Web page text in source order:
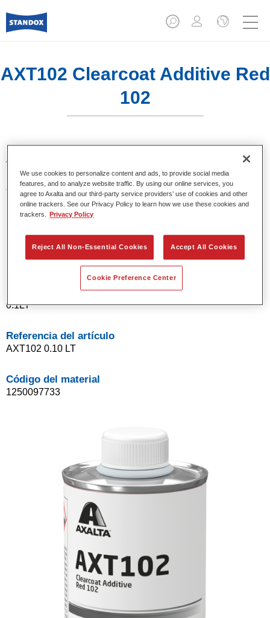
AXT102 Clearcoat Additive Red
102
Aditivo para tintar barnices.
Características del producto
Proporciona colores luminosos y brillantes cuando es
utilizado en barnices.
Fácil manejo y vertido.
Product Variant
0.1LT
Referencia del artículo
AXT102 0.10 LT
Código del material
1250097733
We use cookies to personalize content and ads, to provide social media
features, and to analyze website traffic. By using our online services, you
agree to Axalta and our third-party service providers’ use of cookies and other
online trackers. See our Privacy Policy to learn how we use these cookies and
trackers.
Privacy Policy
Reject All Non-Essential Cookies Accept All Cookies
Cookie Preference Center